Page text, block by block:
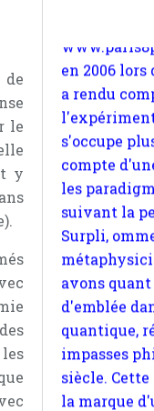
le
y
compte
les
suivant la
Surpli,
avons quant
d'emblée
quantique,
impasses
siècle. Cette
la marque
multiples
site
apte à un
choses.